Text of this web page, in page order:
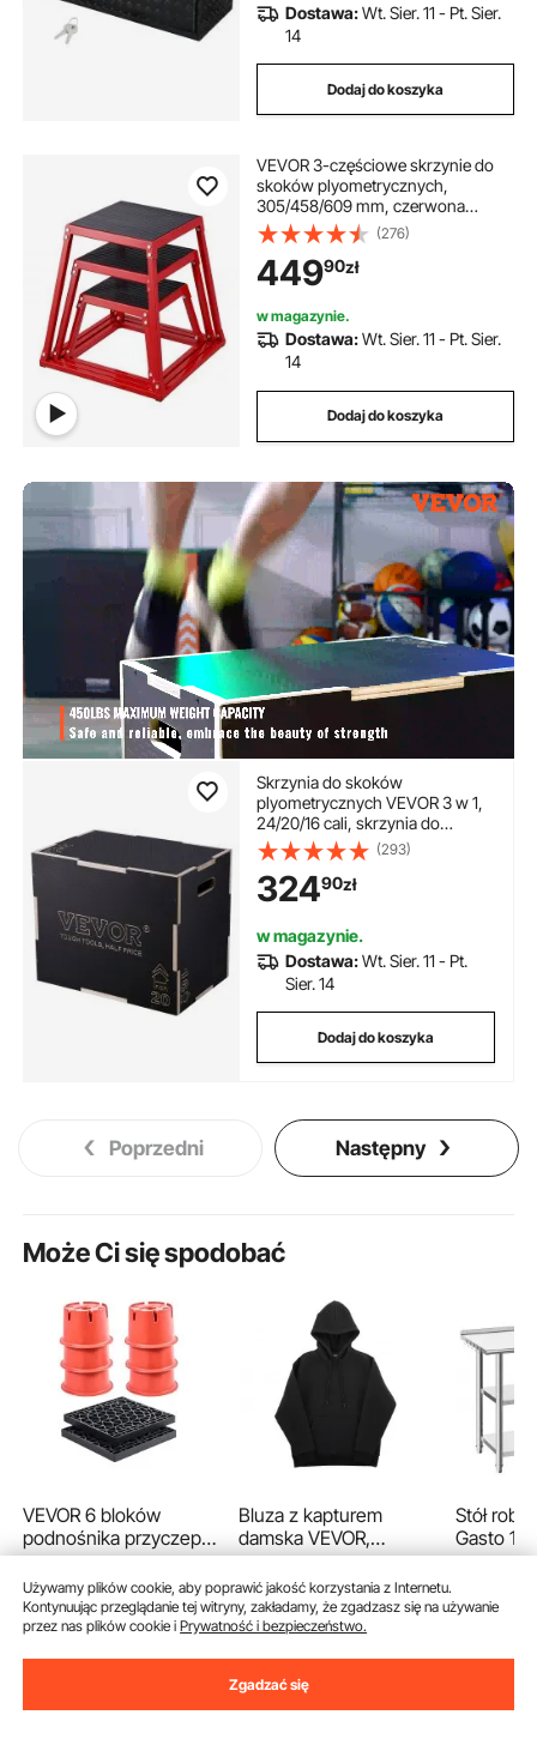
Dostawa:Wt. Sier. 11 - Pt. Sier.
14
Dodaj do koszyka
VEVOR 3-częściowe skrzynie do
skoków plyometrycznych,
305/458/609 mm, czerwona
skrzynia plyometryczna,
antypoślizgowa skrzynia do
ćwiczeń fitness, do domowego
treningu fitness, treningu siłowego,
treningu skoków, przenośna
(276)
44990zł
w magazynie.
Dostawa:Wt. Sier. 11 - Pt. Sier.
14
Dodaj do koszyka
Skrzynia do skoków
plyometrycznych VEVOR 3 w 1,
24/20/16 cali, skrzynia do
skoków, skrzynia do skakania,
udźwig 204 kg, skrzynia do
ćwiczeń fitness, do treningu w
domu, trening siłowy do
skoków, czarna, regulowana
wysokość
(293)
32490zł
w magazynie.
Dostawa:Wt. Sier. 11 - Pt.
Sier. 14
Dodaj do koszyka
Poprzedni Następny
Może Ci się spodobać
VEVOR 6 bloków
podnośnika przyczepy
(wysokość 203,2 mm,
nośność 908 kg) + 2
podkładki podnośnika
przyczepy, 8-
Kończy się Sier. 14
43590zł
578,90zł
Bluza z kapturem
damska VEVOR,
rozmiar M, polarowa, z
długim rękawem,
prosta, ciepła i
przyjazna dla skóry,
dużą kieszenią na
jesień i zimę, czarna
13390zł
Stół
Gasto
mm,
599
Używamy plików cookie, aby poprawić jakość korzystania z Internetu.
Kontynuując przeglądanie tej witryny, zakładamy, że zgadzasz się na używanie
przez nas plików cookie iPrywatność i bezpieczeństwo.
Zgadzać się